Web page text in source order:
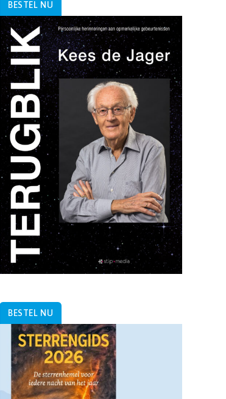
BESTEL NU
BESTEL NU